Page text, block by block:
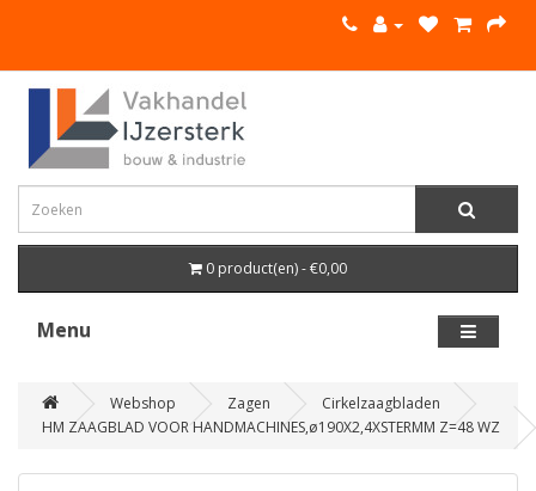
0 product(en) - €0,00
Menu
Webshop Zagen
Cirkelzaagbladen
HM ZAAGBLAD VOOR HANDMACHINES,ø190X2,4XSTERMM Z=48 WZ